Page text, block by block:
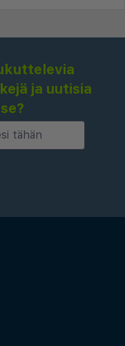
ja uutisia